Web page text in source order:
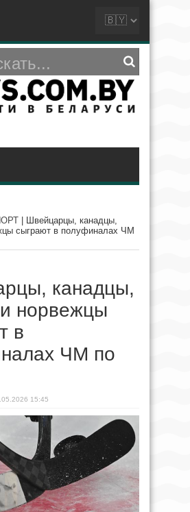
Швейцарцы, канадцы,
сыграют в полуфиналах ЧМ
канадцы,
норвежцы
в
ЧМ по
15:45